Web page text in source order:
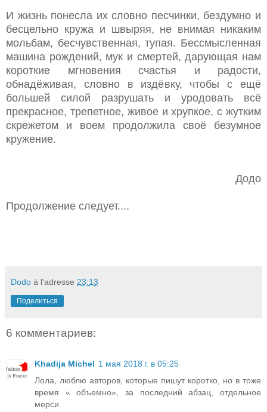
И жизнь понесла их словно песчинки, бездумно и
бесцельно кружа и швыряя, не внимая никаким
мольбам, бесчувственная, тупая. Бессмысленная
машина рождений, мук и смертей, дарующая нам
короткие мгновения счастья и радости,
обнадёживая, словно в издёвку, чтобы с ещё
большей силой разрушать и уродовать всё
прекрасное, трепетное, живое и хрупкое, с жутким
скрежетом и воем продолжила своё безумное
кружение.
Додо
Продолжение следует....
Dodo à l'adresse 23:13
Поделиться
6 комментариев:
Khadija Michel 1 мая 2018 г. в 05:25
Лола, люблю авторов, которые пишут коротко, но в тоже
время « объемно», за последний абзац, отдельное
мерси.